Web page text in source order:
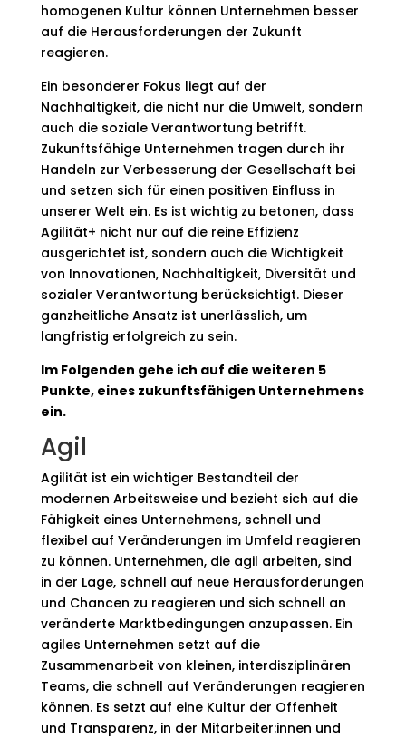
homogenen Kultur können Unternehmen besser
auf die Herausforderungen der Zukunft
reagieren.
Ein besonderer Fokus liegt auf der
Nachhaltigkeit, die nicht nur die Umwelt, sondern
auch die soziale Verantwortung betrifft.
Zukunftsfähige Unternehmen tragen durch ihr
Handeln zur Verbesserung der Gesellschaft bei
und setzen sich für einen positiven Einfluss in
unserer Welt ein. Es ist wichtig zu betonen, dass
Agilität+ nicht nur auf die reine Effizienz
ausgerichtet ist, sondern auch die Wichtigkeit
von Innovationen, Nachhaltigkeit, Diversität und
sozialer Verantwortung berücksichtigt. Dieser
ganzheitliche Ansatz ist unerlässlich, um
langfristig erfolgreich zu sein.
Im Folgenden gehe ich auf die weiteren 5
Punkte, eines zukunftsfähigen Unternehmens
ein.
Agil
Agilität ist ein wichtiger Bestandteil der
modernen Arbeitsweise und bezieht sich auf die
Fähigkeit eines Unternehmens, schnell und
flexibel auf Veränderungen im Umfeld reagieren
zu können. Unternehmen, die agil arbeiten, sind
in der Lage, schnell auf neue Herausforderungen
und Chancen zu reagieren und sich schnell an
veränderte Marktbedingungen anzupassen. Ein
agiles Unternehmen setzt auf die
Zusammenarbeit von kleinen, interdisziplinären
Teams, die schnell auf Veränderungen reagieren
können. Es setzt auf eine Kultur der Offenheit
und Transparenz, in der Mitarbeiter:innen und